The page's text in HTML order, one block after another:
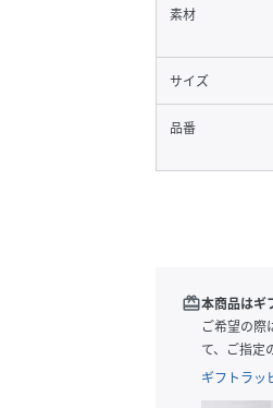
素材
サイズ
品番
redeem本商品はギ
ご希望の際
て、ご指定
ギフトラッ